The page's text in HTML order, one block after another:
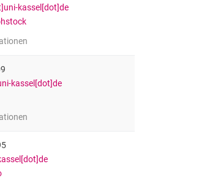
kassel[dot]de
kassel[dot]de